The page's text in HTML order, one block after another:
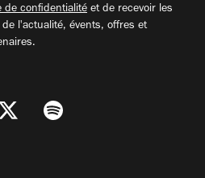
de confidentialité et de recevoir les
l'actualité, évents, offres et